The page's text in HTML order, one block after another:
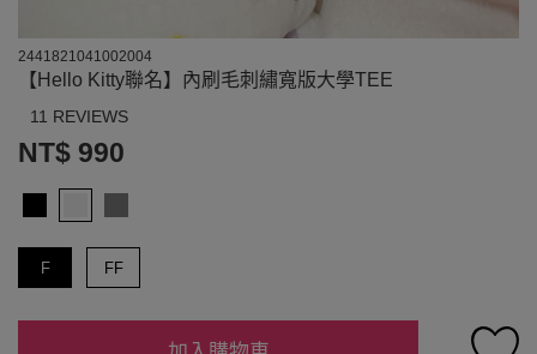
2441821041002004
【Hello Kitty聯名】內刷毛刺繡寬版大學TEE
11 REVIEWS
NT$ 990
F FF